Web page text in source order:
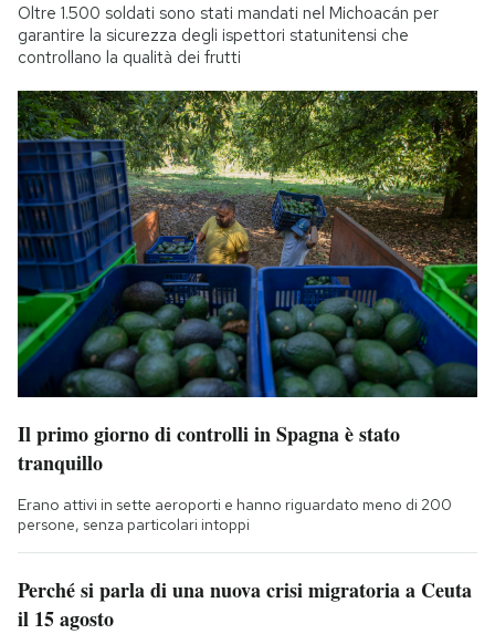
Oltre 1.500 soldati sono stati mandati nel Michoacán per
garantire la sicurezza degli ispettori statunitensi che
controllano la qualità dei frutti
Il primo giorno di controlli in Spagna è stato
tranquillo
Erano attivi in sette aeroporti e hanno riguardato meno di 200
persone, senza particolari intoppi
Perché si parla di una nuova crisi migratoria a Ceuta
il 15 agosto